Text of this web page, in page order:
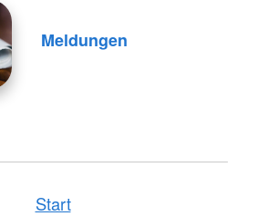
Meldungen
Start